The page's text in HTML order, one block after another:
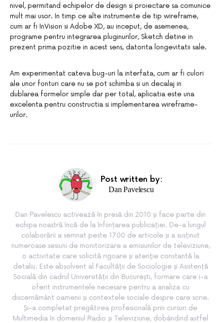
nivel, permitand echipelor de design si proiectare sa comunice
mult mai usor. In timp ce alte instrumente de tip wireframe,
cum ar fi InVision si Adobe XD, au inceput, de asemenea,
programe pentru integrarea pluginurilor, Sketch detine in
prezent prima pozitie in acest sens, datorita longevitatii sale.
Am experimentat cateva bug-uri la interfata, cum ar fi culori
ale unor fonturi care nu se pot schimba si un decalaj in
dublarea formelor simple dar per total, aplicatia este una
excelenta pentru constructia si implementarea wireframe-
urilor.
Post written by:
Dan Pavelescu
Dan Pavelescu activează în presă din 2010 și face parte din
echipa noastră încă de la înființarea publicației. De-a lungul
colaborării a semnat peste 1700 de articole și a susținut
numeroase sesiuni de monitorizare a emisiunilor de televiziune,
o activitate care solicită rigoare și atenție constantă la
detaliu. Este absolvent al Facultății de Sociologie și Asistență
Socială din cadrul Universității din București, formare care i-a
oferit instrumentele necesare pentru a analiza cu
discernământ oamenii și contextele sociale despre care scrie.
Și-a completat pregătirea profesională prin cursuri de
Multimedia în domeniul Radio și Televiziune, dobândind astfel